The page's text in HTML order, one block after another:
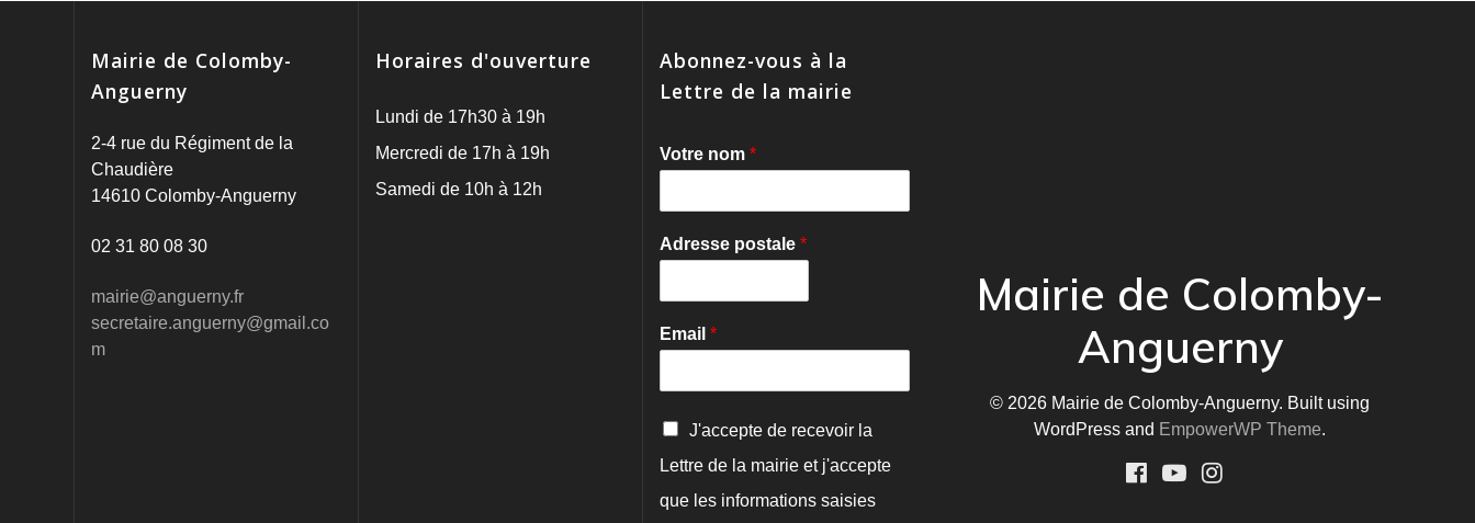
Mairie de Colomby-
Anguerny
2-4 rue du Régiment de la
Chaudière
14610 Colomby-Anguerny
02 31 80 08 30
mairie@anguerny.fr
secretaire.anguerny@gmail.co
m
Horaires d'ouverture
Lundi de 17h30 à 19h
Mercredi de 17h à 19h
Samedi de 10h à 12h
Abonnez-vous à la
Lettre de la mairie
Votre nom *
Adresse postale *
Email *
C
n
i
J'accepte de recevoir la
Lettre de la mairie et j'accepte
que les informations saisies
Mairie de Colomby-
Anguerny
© 2026 Mairie de Colomby-Anguerny. Built using
WordPress and EmpowerWP Theme.